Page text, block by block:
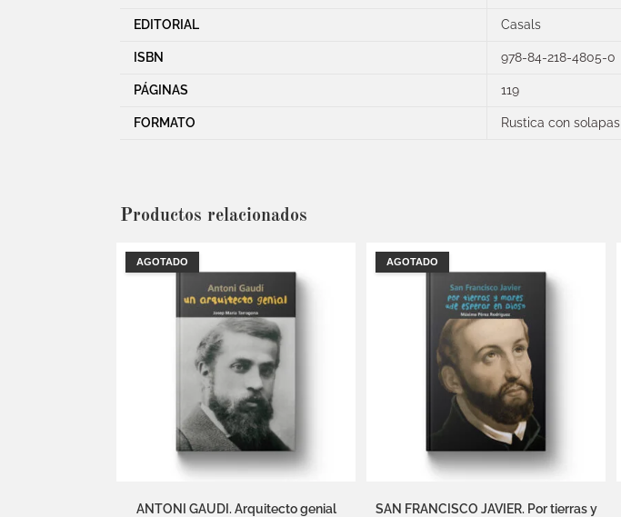
EDITORIAL Casals
ISBN 978-84-218-4805-0
PÁGINAS 119
FORMATO Rustica con solapas
Productos relacionados
AGOTADO
ANTONI GAUDI. Arquitecto genial
AGOTADO
SAN FRANCISCO JAVIER. Por tierras y